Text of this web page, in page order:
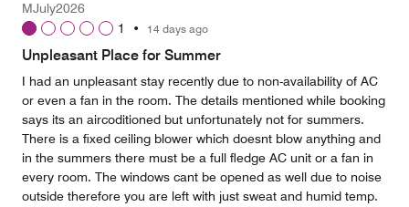
5
out
5
MJuly2026
1
• 14 days ago
Unpleasant Place for Summer
I had an unpleasant stay recently due to non-availability of AC
or even a fan in the room. The details mentioned while booking
says its an aircoditioned but unfortunately not for summers.
There is a fixed ceiling blower which doesnt blow anything and
in the summers there must be a full fledge AC unit or a fan in
every room. The windows cant be opened as well due to noise
outside therefore you are left with just sweat and humid temp.